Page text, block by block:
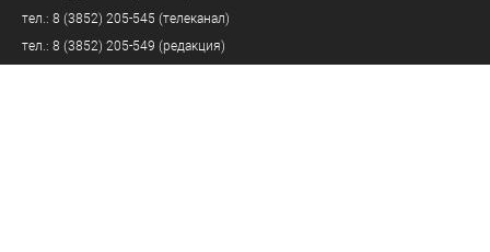
тел.: 8 (3852) 205-545 (телеканал)
тел.: 8 (3852) 205-549 (редакция)